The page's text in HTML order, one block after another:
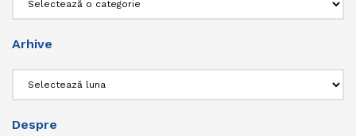
Arhive
Despre